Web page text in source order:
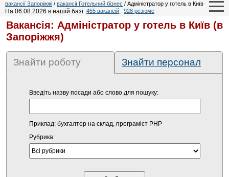
вакансії Запоріжжі / вакансії Готельний бізнес / Адміністратор у готель в Київ
На 06.08.2026 в нашій базі: 455 вакансій, 928 резюме
Вакансія: Адміністратор у готель в Київ (в
Запоріжжя)
Знайти роботу Знайти персонал
Введіть назву посади або слово для пошуку:
Приклад: бухгалтер на склад, програміст PHP
Рубрика: